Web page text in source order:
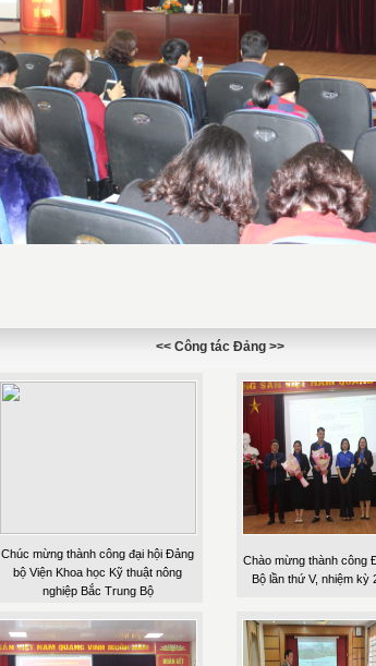
<< Công tác Đảng >>
Chúc mừng thành công đại hội Đảng
bộ Viện Khoa học Kỹ thuật nông
nghiệp Bắc Trung Bộ
Chào mừng thành công
Bộ lần thứ V, nhiệm kỳ